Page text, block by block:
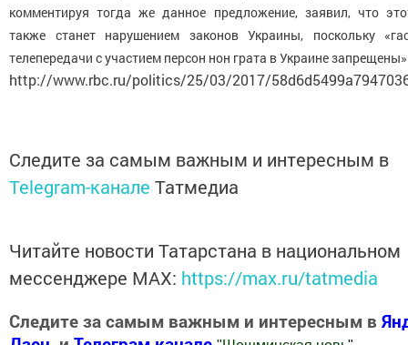
комментируя тогда же данное предложение, заявил, что
также станет нарушением законов Украины, поскольку
телепередачи с участием персон нон грата в Украине запрещены»
http://www.rbc.ru/politics/25/03/2017/
Следите за самым важным и интересным в
Telegram-канале Татмедиа
Читайте новости Татарстана в национальном
мессенджере MАХ: https://max.ru/tatmedia
Следите за самым важным и интересным в